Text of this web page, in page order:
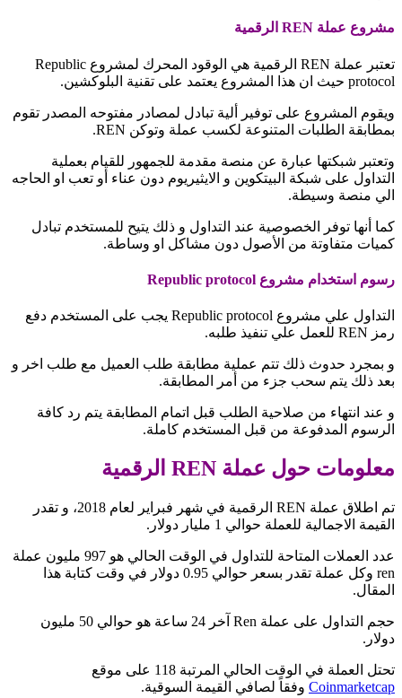
مشروع عملة REN الرقمية
تعتبر عملة REN الرقمية هي الوقود المحرك لمشروع Republic
protocol حيث ان هذا المشروع يعتمد على تقنية البلوكشين.
ويقوم المشروع على توفير ألية تبادل لمصادر مفتوحه المصدر تقوم
بمطابقة الطلبات المتنوعة لكسب عملة وتوكن REN.
وتعتبر شبكتها عبارة عن منصة مقدمة للجمهور للقيام بعملية
التداول على شبكة البيتكوين و الايثيريوم دون عناء أو تعب او الحاجه
الي منصة وسيطة.
كما أنها توفر الخصوصية عند التداول و ذلك يتيح للمستخدم تبادل
كميات متفاوتة من الأصول دون مشاكل او وساطة.
رسوم استخدام مشروع Republic protocol
التداول علي مشروع Republic protocol يجب على المستخدم دفع
رمز REN للعمل علي تنفيذ طلبه.
و بمجرد حدوث ذلك تتم عملية مطابقة طلب العميل مع طلب اخر و
بعد ذلك يتم سحب جزء من أمر المطابقة.
و عند انتهاء من صلاحية الطلب قبل اتمام المطابقة يتم رد كافة
الرسوم المدفوعة من قبل المستخدم كاملة.
معلومات حول عملة REN الرقمية
تم اطلاق عملة REN الرقمية في شهر فبراير لعام 2018، و تقدر
القيمة الاجمالية للعملة حوالي 1 مليار دولار.
عدد العملات المتاحة للتداول في الوقت الحالي هو 997 مليون عملة
ren وكل عملة تقدر بسعر حوالي 0.95 دولار في وقت كتابة هذا
المقال.
حجم التداول على عملة Ren آخر 24 ساعة هو حوالي 50 مليون
دولار.
تحتل العملة في الوقت الحالي المرتبة 118 على موقع
Coinmarketcap وفقاً لصافي القيمة السوقية.